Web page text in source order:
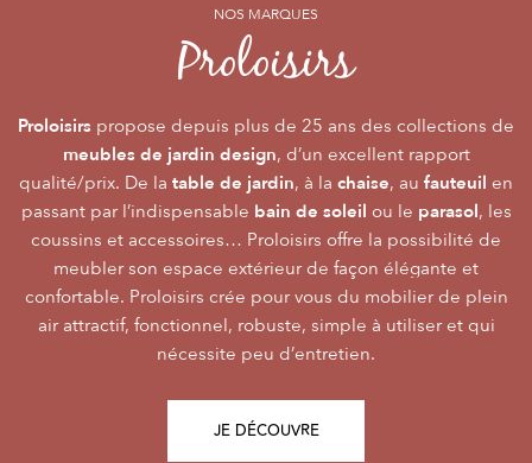
NOS MARQUES
Proloisirs
Proloisirs propose depuis plus de 25 ans des collections de
meubles de jardin design, d’un excellent rapport
qualité/prix. De la table de jardin, à la chaise, au fauteuil en
passant par l’indispensable bain de soleil ou le parasol, les
coussins et accessoires… Proloisirs offre la possibilité de
meubler son espace extérieur de façon élégante et
confortable. Proloisirs crée pour vous du mobilier de plein
air attractif, fonctionnel, robuste, simple à utiliser et qui
nécessite peu d’entretien.
JE DÉCOUVRE
NOS MARQUES
Océoby PROLOISIRS
Océocrée dumobilier Premium, pour vivre l’extérieur avec
raffinement et participer de façon inoubliable aux grandes
émotions de la vie. Le mobilier Océo, de par la qualité de
ses différents matériaux et de sa fabrication, se joue des
frontières d’usage. Voir sonextérieurcomme une pièce à
part entière nécessite du style et le soin des détails.
L’illustration Océo passe par la qualité desplateaux
Trespa® qui équipent en exclusivité de nombreusestables
de jardinpour un plaisir d’usage durable.
JE DÉCOUVRE
NOS MARQUES
Alizéby PROLOISIRS
Alizéest LA marque du mobilier de jardin contemporain
dont la conception et l’accessibilité du prixfont qu’elle
s’adresse au plus grand nombre.
Le mobilier d’extérieur Alizé apporte un souffle bien
agréable empreint de style, fonctionnalité, facilité
d’utilisation, prix, pour des instantsRepas, Salon,Détente
Alizé est créée pour bien vivre dehors, dans la joie, la
modernité, la simplicité, le plaisir d’être ensemble !
JE DÉCOUVRE